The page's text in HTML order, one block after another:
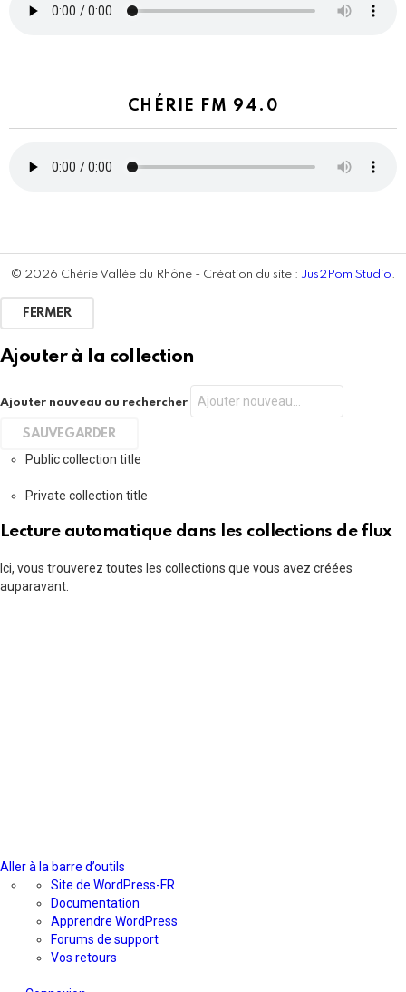
CHÉRIE FM 94.0
© 2026 Chérie Vallée du Rhône - Création du site : Jus2Pom Studio.
FERMER
Ajouter à la collection
Ajouter nouveau ou rechercher
Public collection title
Private collection title
Lecture automatique dans les collections de flux
Ici, vous trouverez toutes les collections que vous avez créées
auparavant.
Aller à la barre d’outils
propos
de
WordPress
Site de WordPress-FR
Documentation
Apprendre WordPress
Forums de support
Vos retours